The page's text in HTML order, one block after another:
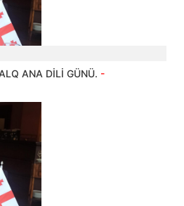
ANA DİLİ GÜNÜ. -